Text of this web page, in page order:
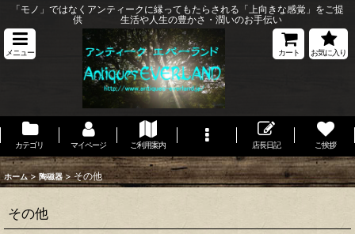
「モノ」ではなくアンティークに縁ってもたらされる「上向きな感覚」をご提
供 生活や人生の豊かさ・潤いのお手伝い
メニュー カート お気に入り
カテゴリ マイページ ご利用案内 店長日記 ご挨拶
ホーム > 陶磁器 > その他
その他